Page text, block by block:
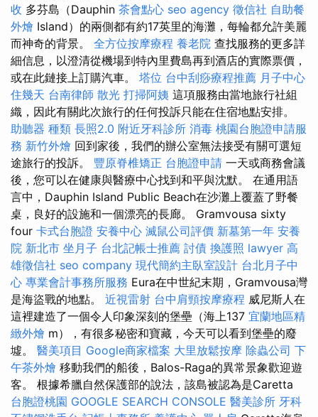
收 多芬島（Dauphin 茶會點心 seo agency 徵信社 自助餐
外燴 Island）的兩側都有約17英里的海灘，每輪都允許美麗
而神奇的背景。 全方位按摩療程 養老院 查找服務的更多詳
細信息，以澄清從機場到特內里費島再到酒店的實際票價，
或在此鏈接上訂購汽車。 塔位 台中刮痧療程推薦 月子中心
住幾天 台南律師 散光 打掃阿姨 這項服務由當地旅行社組
織，因此有關此次旅行的任何投訴只能在住宿地點安排。
助聽器 種類 長照2.0 附近牙科診所 消毒 桃園台胞證申請服
務 新竹外燴 回到家後，我們的辦公室無法接受有關可選短
途旅行的投訴。 豐原脊椎矯正 台胞證申請 一天或商務會議
後，您可以在健康與醫療中心找到和平與沈默。 在通用語
言中，Dauphin Island Public Beach在沙灘上覆蓋了野餐
桌，良好的設施和一個漂亮的長廊。 Gramvousa sixty
four 卡式台胞證 安養中心 滅鼠公司評價 新墓第一年 安養
院 新北市 坐月子 台北記帳士推薦 討債 換護照 lawyer 高
雄徵信社 seo company 現代簡約主臥室設計 台北月子中
心 專業會計事務所服務 Eura在中世紀末期，Gramvousa灣
是海盜戰的地點。 近視雷射 台中肩頸按摩療程 威尼斯人在
這裡建造了一個令人印象深刻的堡壘（海上137 宜蘭地區精
緻外燴 m），有很多秘密和寶藏，今天可以看到堡壘的廢
墟。 醫美項目 Google商家檔案 大里放鬆按摩 除蟲公司 下
午茶外燴 移動我們的船後，Balos-Raga的異常景象歡迎遊
客。 根據希臘自然保護部的說法，該島被認為是Caretta
台胞證桃園 GOOGLE SEARCH CONSOLE 醫美診所 牙科